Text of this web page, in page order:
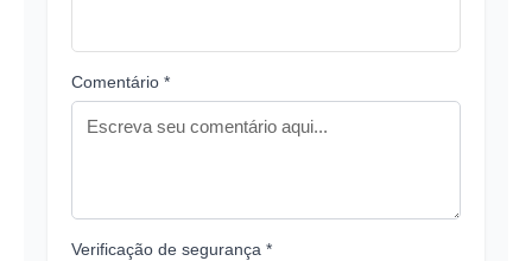
Comentário *
Verificação de segurança *